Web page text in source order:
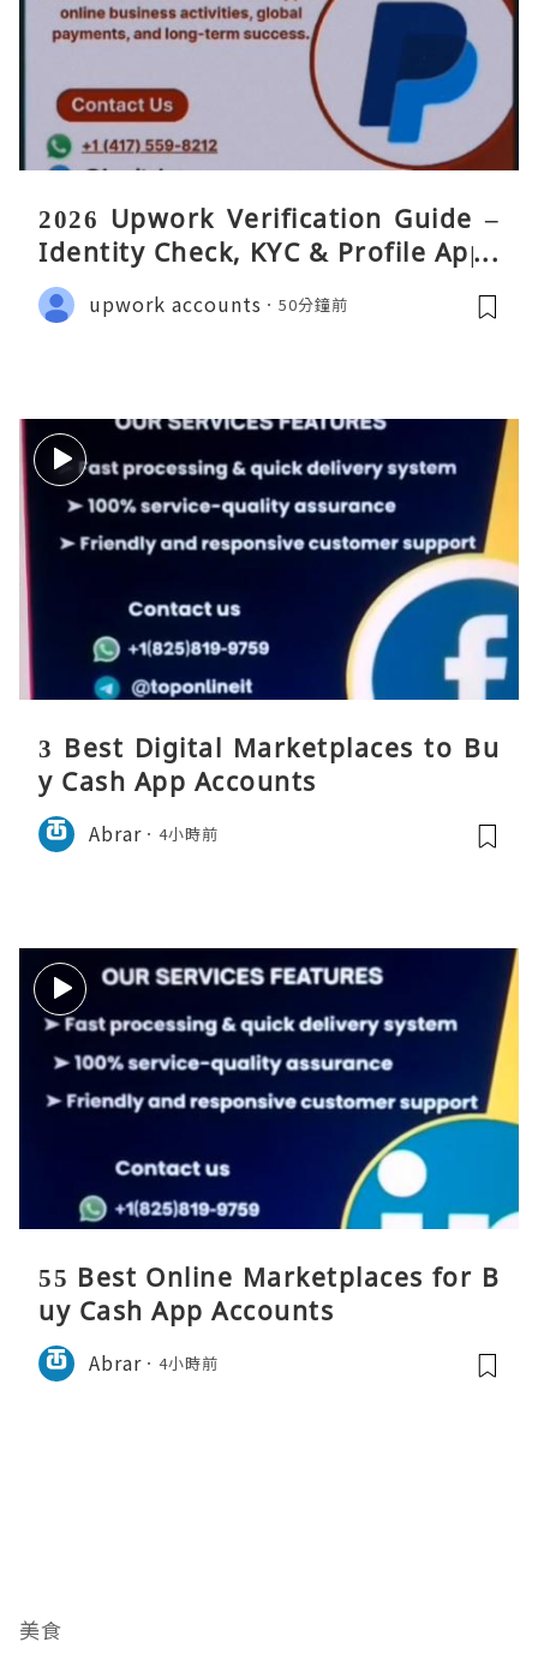
2026 Upwork Verification Guide –
Identity Check, KYC & Profile Appr
oval
upwork accounts 50分鐘前
3 Best Digital Marketplaces to Bu
y Cash App Accounts
Abrar 4小時前
55 Best Online Marketplaces for B
uy Cash App Accounts
Abrar 4小時前
美食